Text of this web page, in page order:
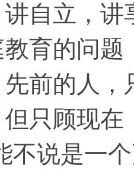
自立，
育的问
前的人，
只顾现在
不说是一